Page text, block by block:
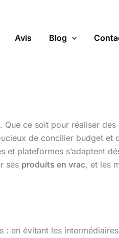
Avis Blog
Que ce soit pour réaliser des
de concilier budget et
et plateformes s’adaptent
ses produits en vrac, et les
: en évitant les